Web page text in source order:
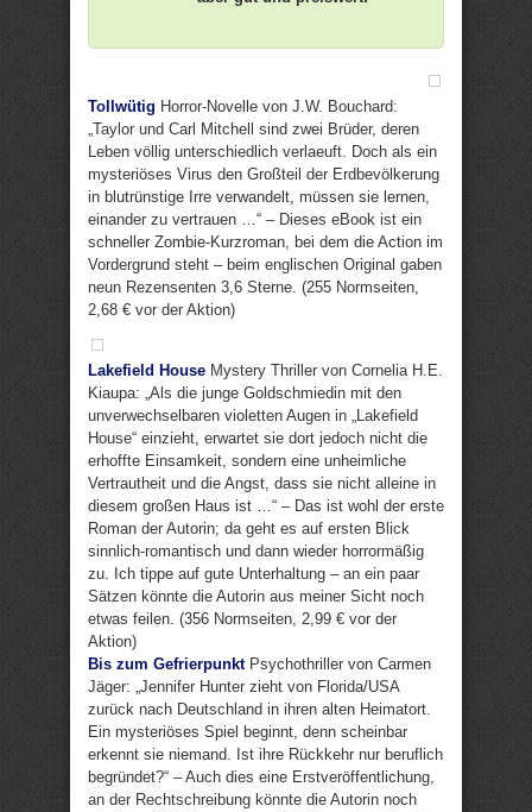
Tollwütig Horror-Novelle von J.W. Bouchard:
„Taylor und Carl Mitchell sind zwei Brüder, deren
Leben völlig unterschiedlich verlaeuft. Doch als ein
mysteriöses Virus den Großteil der Erdbevölkerung
in blutrünstige Irre verwandelt, müssen sie lernen,
einander zu vertrauen …“ – Dieses eBook ist ein
schneller Zombie-Kurzroman, bei dem die Action im
Vordergrund steht – beim englischen Original gaben
neun Rezensenten 3,6 Sterne. (255 Normseiten,
2,68 € vor der Aktion)
Lakefield House Mystery Thriller von Cornelia H.E.
Kiaupa: „Als die junge Goldschmiedin mit den
unverwechselbaren violetten Augen in „Lakefield
House“ einzieht, erwartet sie dort jedoch nicht die
erhoffte Einsamkeit, sondern eine unheimliche
Vertrautheit und die Angst, dass sie nicht alleine in
diesem großen Haus ist …“ – Das ist wohl der erste
Roman der Autorin; da geht es auf ersten Blick
sinnlich-romantisch und dann wieder horrormäßig
zu. Ich tippe auf gute Unterhaltung – an ein paar
Sätzen könnte die Autorin aus meiner Sicht noch
etwas feilen. (356 Normseiten, 2,99 € vor der
Aktion)
Bis zum GefrierpunktPsychothriller von Carmen
Jäger: „Jennifer Hunter zieht von Florida/USA
zurück nach Deutschland in ihren alten Heimatort.
Ein mysteriöses Spiel beginnt, denn scheinbar
erkennt sie niemand. Ist ihre Rückkehr nur beruflich
begründet?“ – Auch dies eine Erstveröffentlichung,
an der Rechtschreibung könnte die Autorin noch